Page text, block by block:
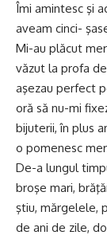
Îmi amintesc şi
aveam cinci-
Mi-au plăcut
văzut la profa
aşezau perfect
oră să nu-mi
bijuterii, în plus
o pomenesc
De-a lungul
broşe mari,
ştiu, mărgelele,
de ani de zile,